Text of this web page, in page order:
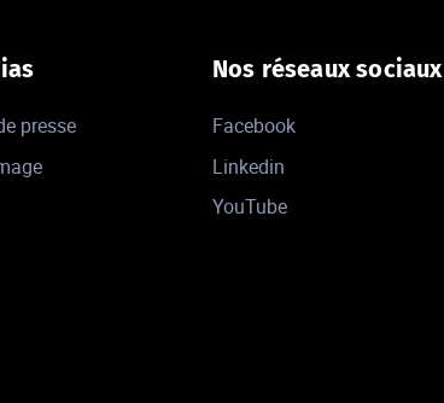
presse
Nos réseaux sociaux
Facebook
Linkedin
YouTube